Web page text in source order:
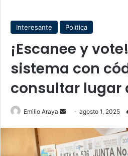
Interesante Política
¡Escanee y
sistema con
consultar lugar
Emilio Araya
Sendagosto 1, 2025